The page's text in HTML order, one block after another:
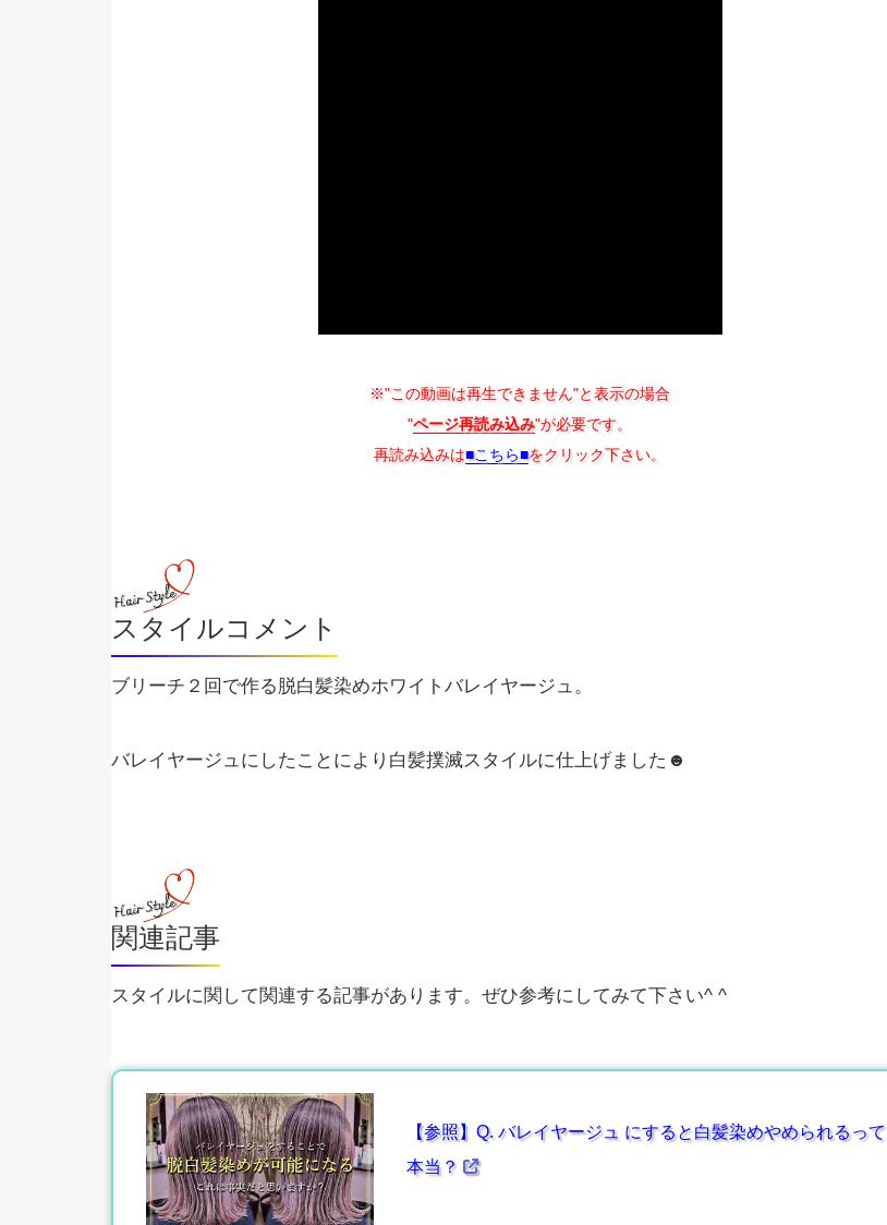
※"この動画は再生できません"と表示の場合
"ページ再読み込み"が必要です。
再読み込みは■こちら■をクリック下さい。
スタイルコメント
ブリーチ２回で作る脱白髪染めホワイトバレイヤージュ。
バレイヤージュにしたことにより白髪撲滅スタイルに仕上げました☻
関連記事
スタイルに関して関連する記事があります。ぜひ参考にしてみて下さい^ ^
【参照】Q. バレイヤージュ にすると白髪染めやめられるって
本当？